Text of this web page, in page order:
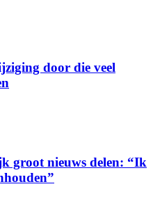
door die veel
groot nieuws delen: “Ik